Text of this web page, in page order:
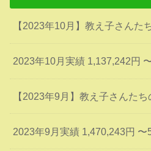
【2023年10月】教え子さんた
2023年10月実績 1,137,242円
【2023年9月】教え子さんた
2023年9月実績 1,470,243円 〜